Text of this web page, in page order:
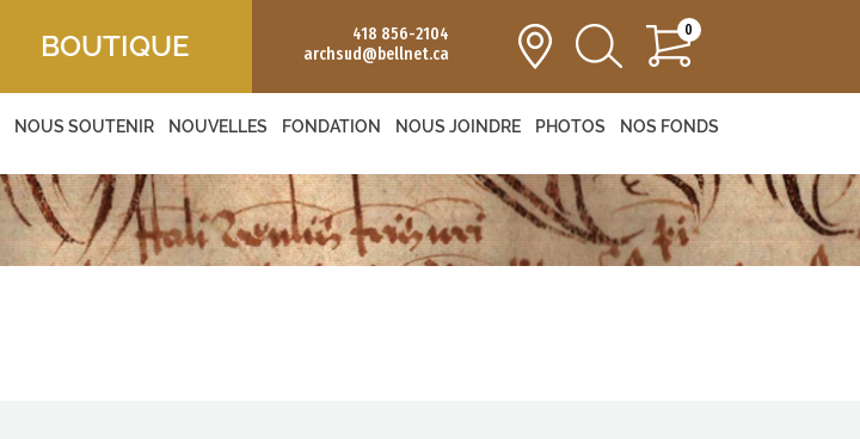
BOUTIQUE
418 856-2104
archsud@bellnet.ca
0
NOUS SOUTENIR NOUVELLES FONDATION NOUS JOINDRE PHOTOS NOS FONDS